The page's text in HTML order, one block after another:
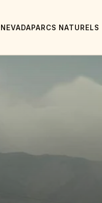
NEVADAPARCS NATURELS